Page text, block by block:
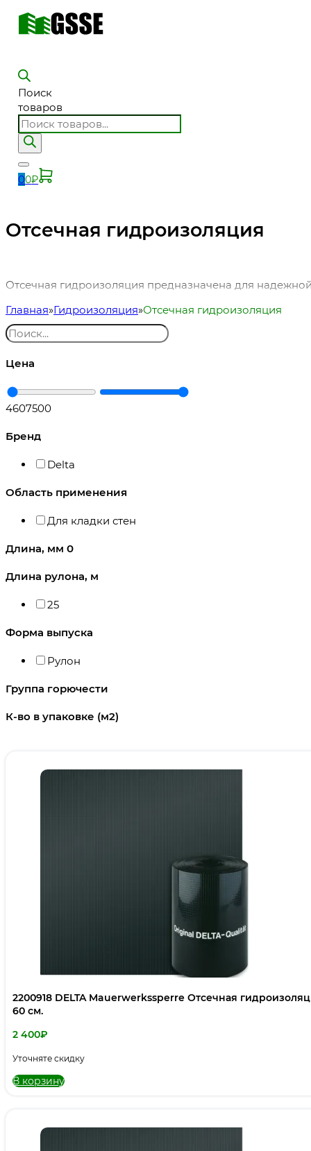
Поиск
товаров
00₽
Отсечная гидроизоляция
Отсечная гидроизоляция предназначена для
Главная Гидроизоляция Отсечная гидроизоляция
Цена
4607500
Бренд
Delta
Область применения
Для кладки стен
Длина, мм 0
Длина рулона, м
25
Форма выпуска
Рулон
Группа горючести
К-во в упаковке (м2)
2200918 DELTA Mauerwerkssperre Отсечная
60 см.
2 400₽
Уточняте скидку
В корзину